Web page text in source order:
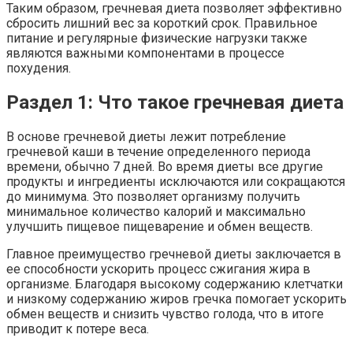
Таким образом, гречневая диета позволяет эффективно
сбросить лишний вес за короткий срок. Правильное
питание и регулярные физические нагрузки также
являются важными компонентами в процессе
похудения.
Раздел 1: Что такое гречневая диета
В основе гречневой диеты лежит потребление
гречневой каши в течение определенного периода
времени, обычно 7 дней. Во время диеты все другие
продукты и ингредиенты исключаются или сокращаются
до минимума. Это позволяет организму получить
минимальное количество калорий и максимально
улучшить пищевое пищеварение и обмен веществ.
Главное преимущество гречневой диеты заключается в
ее способности ускорить процесс сжигания жира в
организме. Благодаря высокому содержанию клетчатки
и низкому содержанию жиров гречка помогает ускорить
обмен веществ и снизить чувство голода, что в итоге
приводит к потере веса.